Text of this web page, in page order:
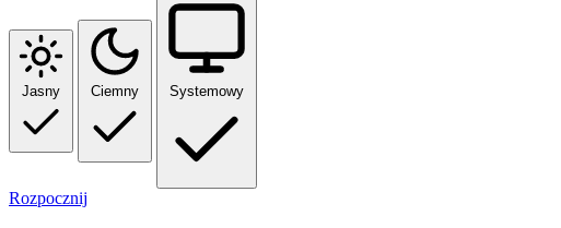
Jasny Ciemny Systemowy
Rozpocznij